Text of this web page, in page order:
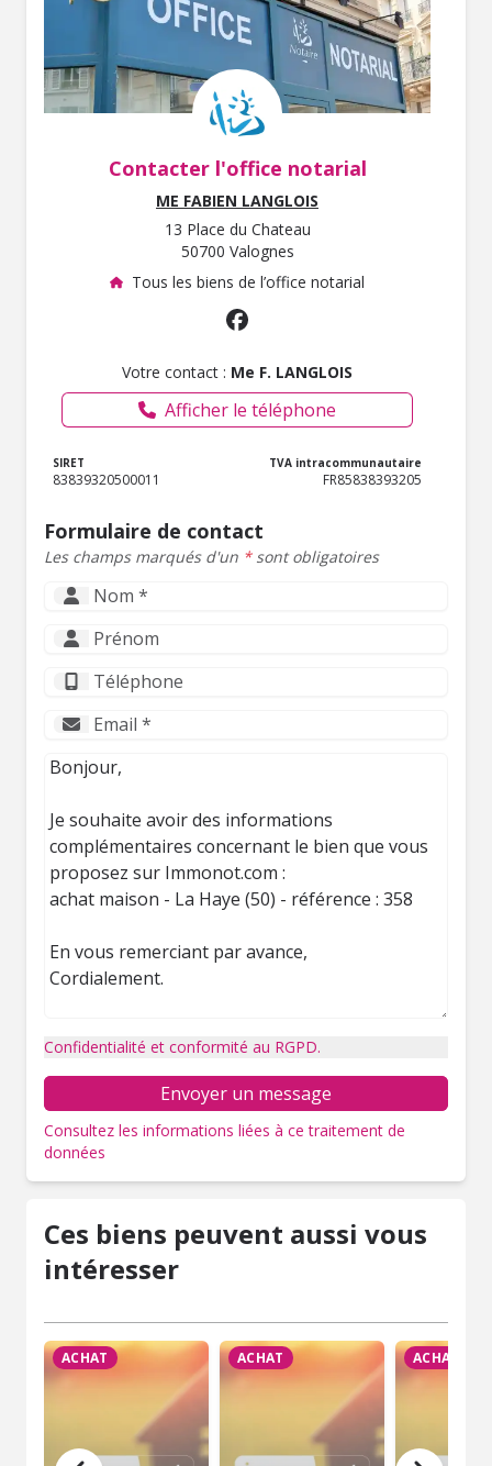
Contacter l'office notarial
ME FABIEN LANGLOIS
13 Place du Chateau
50700 Valognes
Tous les biens de l’office notarial
Votre contact : Me F. LANGLOIS
Afficher le téléphone
SIRET
83839320500011
TVA intracommunautaire
FR85838393205
Formulaire de contact
Les champs marqués d'un *sont obligatoires
Confidentialité et conformité au RGPD.
Envoyer un message
Consultez les informations liées à ce traitement de
données
Ces biens peuvent aussi vous
intéresser
ACHAT ACHAT ACHAT